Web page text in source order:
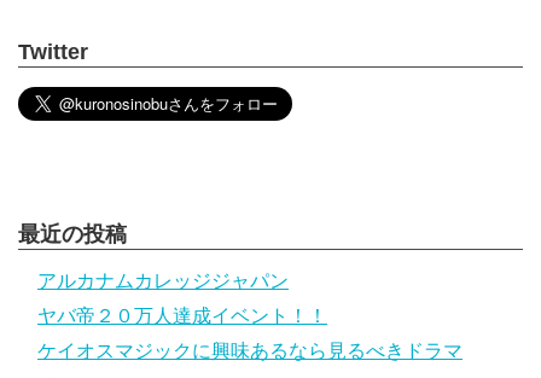
Twitter
最近の投稿
アルカナムカレッジジャパン
ヤバ帝２０万人達成イベント！！
ケイオスマジックに興味あるなら見るべきドラマ